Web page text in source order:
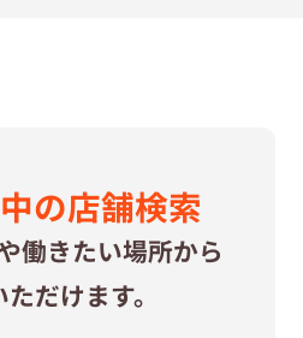
の店舗検索
働きたい場所から
だけます。